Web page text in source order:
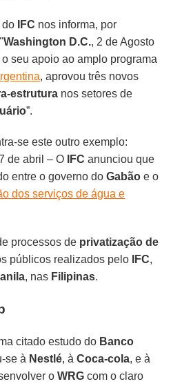
do IFC nos informa, por
Washington D.C., 2 de Agosto
seu apoio ao amplo programa
, aprovou três novos
estrutura nos setores de
”.
se este outro exemplo:
de abril – O IFC anunciou que
entre o governo doGabão e o
dos serviços de água e
processos de privatização de
públicos realizados pelo IFC,
, nas Filipinas.
citado estudo do Banco
se à Nestlé, àCoca-cola, e à
oWRG com o claro